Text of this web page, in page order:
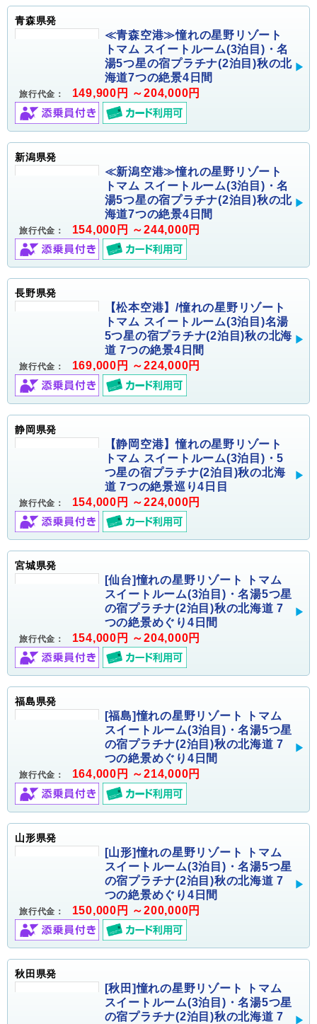
青森県発
≪青森空港≫憧れの星野リゾート
トマム スイートルーム(3泊目)・名
湯5つ星の宿プラチナ(2泊目)秋の北
海道7つの絶景4日間
旅行代金： 149,900円 ～204,000円
新潟県発
≪新潟空港≫憧れの星野リゾート
トマム スイートルーム(3泊目)・名
湯5つ星の宿プラチナ(2泊目)秋の北
海道7つの絶景4日間
旅行代金： 154,000円 ～244,000円
長野県発
【松本空港】/憧れの星野リゾート
トマム スイートルーム(3泊目)名湯
5つ星の宿プラチナ(2泊目)秋の北海
道 7つの絶景4日間
旅行代金： 169,000円 ～224,000円
静岡県発
【静岡空港】憧れの星野リゾート
トマム スイートルーム(3泊目)・5
つ星の宿プラチナ(2泊目)秋の北海
道 7つの絶景巡り4日目
旅行代金： 154,000円 ～224,000円
宮城県発
[仙台]憧れの星野リゾート トマム
スイートルーム(3泊目)・名湯5つ星
の宿プラチナ(2泊目)秋の北海道 7
つの絶景めぐり4日間
旅行代金： 154,000円 ～204,000円
福島県発
[福島]憧れの星野リゾート トマム
スイートルーム(3泊目)・名湯5つ星
の宿プラチナ(2泊目)秋の北海道 7
つの絶景めぐり4日間
旅行代金： 164,000円 ～214,000円
山形県発
[山形]憧れの星野リゾート トマム
スイートルーム(3泊目)・名湯5つ星
の宿プラチナ(2泊目)秋の北海道 7
つの絶景めぐり4日間
旅行代金： 150,000円 ～200,000円
秋田県発
[秋田]憧れの星野リゾート トマム
スイートルーム(3泊目)・名湯5つ星
の宿プラチナ(2泊目)秋の北海道 7